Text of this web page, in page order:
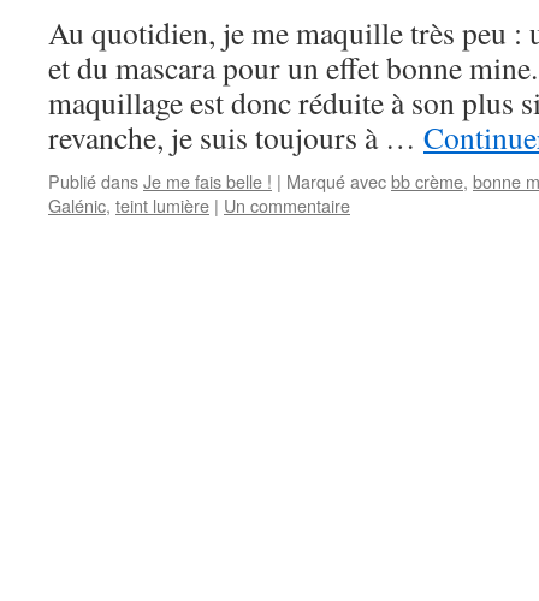
Au quotidien, je me maquille très peu :
et du mascara pour un effet bonne
maquillage est donc réduite à son plus
revanche, je suis toujours à …
Publié dansJe me fais belle ! | Marqué avecbb crème, bonne
Galénic, teint lumière | Un commentaire